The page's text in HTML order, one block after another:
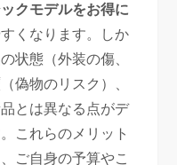
クモデルをお得に
くなります。しか
状態（外装の傷、
偽物のリスク）、
とは異なる点がデ
これらのメリット
ご自身の予算やこ